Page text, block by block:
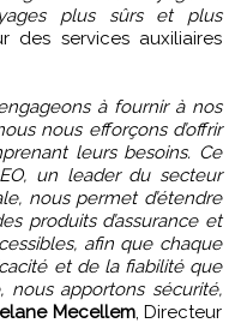
plus sûrs et plus
des services auxiliaires
à fournir à nos
nous efforçons d’offrir
leurs besoins. Ce
un leader du secteur
nous permet d’étendre
produits d’assurance et
afin que chaque
et de la fiabilité que
nous apportons sécurité,
Mecellem, Directeur